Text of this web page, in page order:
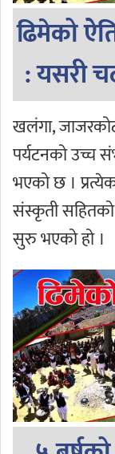
ढिमेको
: यसरी
खलंगा,
पर्यटनको उच्च
भएको छ ।
संस्कृती
सुरु भएको हो ।